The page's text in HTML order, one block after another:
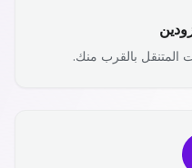
المتنقل بالقرب منك.